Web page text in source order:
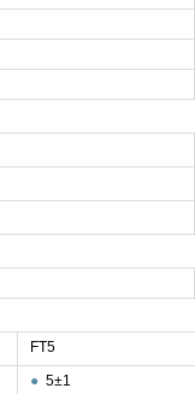
FT5
● 5±1